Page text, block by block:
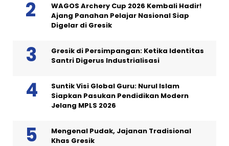
WAGOS Archery Cup 2026 Kembali Hadir!
Ajang Panahan Pelajar Nasional Siap
Digelar di Gresik
Gresik di Persimpangan: Ketika Identitas
Santri Digerus Industrialisasi
Suntik Visi Global Guru: Nurul Islam
Siapkan Pasukan Pendidikan Modern
Jelang MPLS 2026
Mengenal Pudak, Jajanan Tradisional
Khas Gresik